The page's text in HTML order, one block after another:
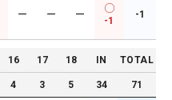
ー ー ー
-1
-1
16 17 18 IN TOTAL
4 3 5 34 71